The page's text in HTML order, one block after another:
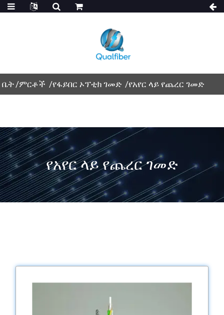
ቤት ምርቶች የፋይበር ኦፕቲክ ገመድ የአየር ላይ የጨረር ገመድ
የአየር ላይ የጨረር ገመድ